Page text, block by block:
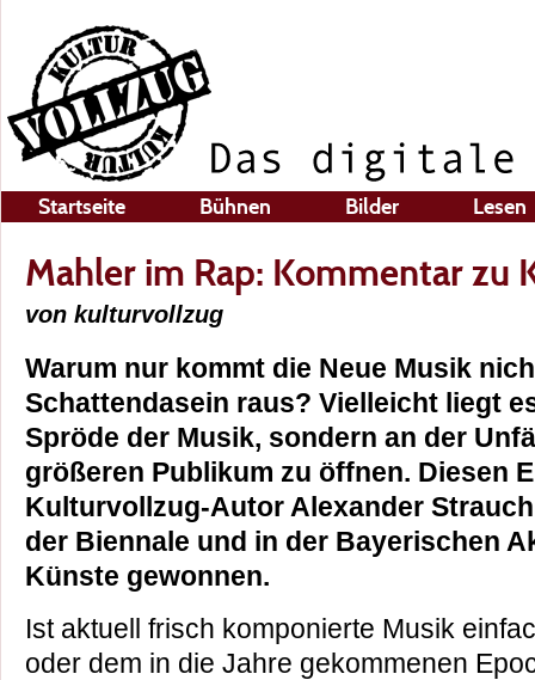
Startseite Bühnen Bilder Lesen
Mahler im Rap: Kommentar zu
von kulturvollzug
Warum nur kommt die Neue Musik
Schattendasein raus? Vielleicht liegt
Spröde der Musik, sondern an der
größeren Publikum zu öffnen. Diesen
Kulturvollzug-Autor Alexander
der Biennale und in der Bayerischen
Künste gewonnen.
Ist aktuell frisch komponierte Musik
oder dem in die Jahre gekommenen